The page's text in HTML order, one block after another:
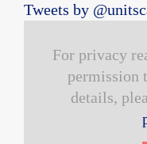
Tweets by
For privacy
permission
details,